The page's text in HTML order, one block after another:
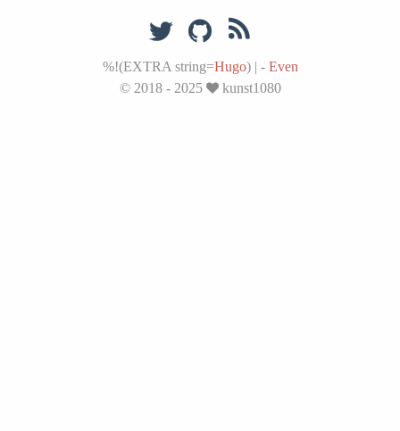
%!(EXTRA string=Hugo) | - Even
© 2018 - 2025
kunst1080